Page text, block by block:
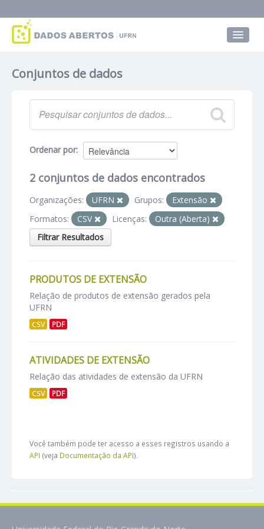
Grupos
Sobre
Conjuntos de dados
Ordenar por
2 conjuntos de dados encontrados
Organizações: UFRN Grupos:
Extensão
Formatos:
CSV Licenças:
Outra (Aberta)
Filtrar Resultados
PRODUTOS DE EXTENSÃO
Relação de produtos de extensão gerados pela
UFRN
CSV PDF
ATIVIDADES DE EXTENSÃO
Relação das atividades de extensão da UFRN
CSV PDF
Você também pode ter acesso a esses registros usando a
API (veja Documentação da API).